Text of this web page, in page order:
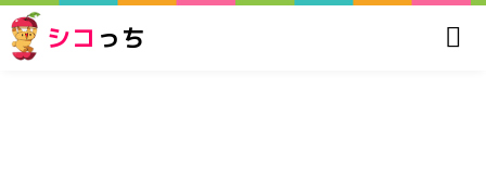
シコ っち